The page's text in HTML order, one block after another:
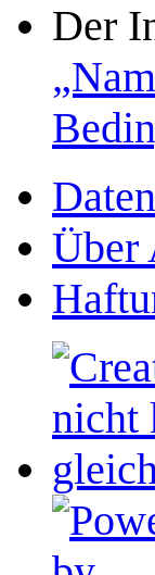
Der
Über